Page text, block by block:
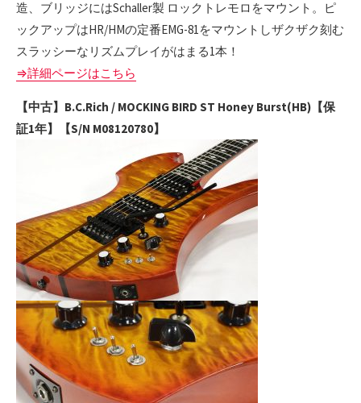
造、ブリッジにはSchaller製 ロックトレモロをマウント。ピ
ックアップはHR/HMの定番EMG-81をマウントしザクザク刻む
スラッシーなリズムプレイがはまる1本！
⇒詳細ページはこちら
【中古】B.C.Rich / MOCKING BIRD ST Honey Burst(HB)【保
証1年】【S/N M08120780】